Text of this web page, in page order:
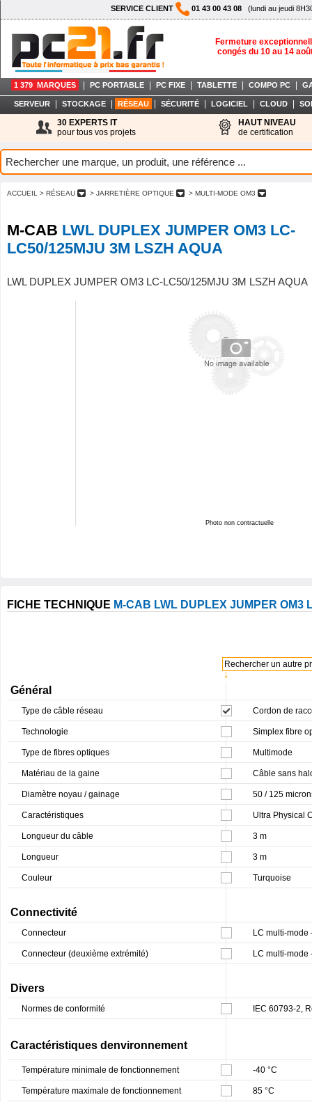
SERVICE CLIENT 01 43 00 43 08 (lundi au jeudi
Fermeture
congés du 10 au 14
1 379 MARQUES PC PORTABLE PC FIXE TABLETTE COMPO PC
SERVEUR STOCKAGE RÉSEAU SÉCURITÉ LOGICIEL CLOUD
30 EXPERTS IT
pour tous vos projets
HAUT NIVEAU
de certification
ACCUEIL > RÉSEAU > JARRETIÈRE OPTIQUE > MULTI-MODE OM3
M-CAB LWL DUPLEX JUMPER OM3 LC-
LC50/125MJU 3M LSZH AQUA
LWL DUPLEX JUMPER OM3 LC-LC50/125MJU 3M LSZH AQUA
Photo non contractuelle
FICHE TECHNIQUE M-CAB LWL DUPLEX JUMPER OM3
↓
Rechercher un autre
Général
Type de câble réseau Cordon de
Technologie Simplex fibre
Type de fibres optiques Multimode
Matériau de la gaine Câble sans
Diamètre noyau / gainage 50 / 125
Caractéristiques Ultra Physical
Longueur du câble 3 m
Longueur 3 m
Couleur Turquoise
Connectivité
Connecteur LC multi-mode
Connecteur (deuxième extrémité) LC multi-mode
Divers
Normes de conformité IEC 60793-2,
Caractéristiques denvironnement
Température minimale de fonctionnement -40 °C
Température maximale de fonctionnement 85 °C